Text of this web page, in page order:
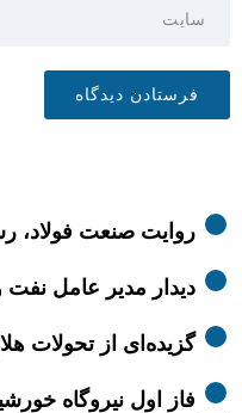
روایت صنعت فولاد،‌
دیدار مدیر عامل نفت
گزیده‌ای از تحولات
فاز اول نیروگاه